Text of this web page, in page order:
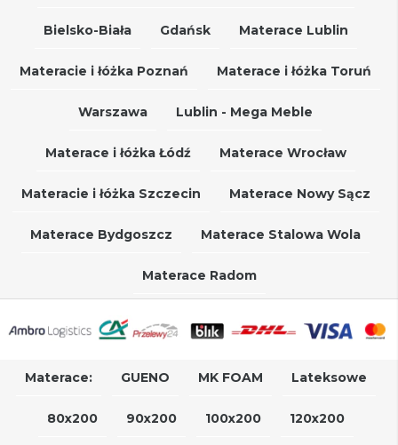
Bielsko-Biała Gdańsk Materace Lublin
Materacie i łóżka Poznań Materace i łóżka Toruń
Warszawa Lublin - Mega Meble
Materace i łóżka Łódź Materace Wrocław
Materacie i łóżka Szczecin Materace Nowy Sącz
Materace Bydgoszcz Materace Stalowa Wola
Materace Radom
Materace: GUENO MK FOAM Lateksowe
80x200 90x200 100x200 120x200